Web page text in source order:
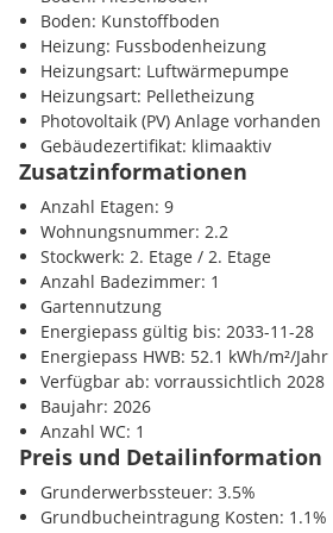
Ausstattung & Wohnkonzept
Vollmöbliert: Bett, Schreibtisch, Bad,
Digitale Infrastruktur: Highspeed-
Lifestyle-Extras: Rooftop, Fitness,
Nachhaltigkeit: klimaaktiv-
Design: Pflegeleichter Vinylboden,
Lage & Nachfrage
Innsbruck gehört zu den
Mieterstruktur, begrenztem
zentral, bestens angebunden und ist
attraktiv.
von EUR 121.780,- bis EUR 242.000,-
Einkaufszentrum <725m
Verkehr
Autobahnanschluss <675m
Bahnhof <1500m
Flughafen <5600m
Sonstige
Bank <475m
Post <725m
Polizei <700m
Boden: Kunstoffboden
Heizung: Fussbodenheizung
Heizungsart: Luftwärmepumpe
Heizungsart: Pelletheizung
Photovoltaik (PV) Anlage vorhanden
Gebäudezertifikat: klimaaktiv
Zusatzinformationen
Anzahl Etagen: 9
Wohnungsnummer: 2.2
Stockwerk: 2. Etage / 2. Etage
Anzahl Badezimmer: 1
Gartennutzung
Energiepass gültig bis: 2033-11-28
Energiepass HWB: 52.1 kWh/m²/Jahr
Verfügbar ab: vorraussichtlich 2028
Baujahr: 2026
Anzahl WC: 1
Preis und Detailinformation
Grunderwerbssteuer: 3.5%
Grundbucheintragung Kosten: 1.1%